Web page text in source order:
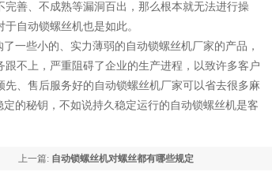
善、不成熟等漏洞百出，那么根本就无法进行操
自动锁螺丝机也是如此。
一些小的、实力薄弱的自动锁螺丝机厂家的产品，
不上，严重阻碍了企业的生产进程，以致许多客户
、售后服务好的自动锁螺丝机厂家可以省去很多麻
的秘钥，不如说持久稳定运行的自动锁螺丝机是客
上一篇: 自动锁螺丝机对螺丝都有哪些规定